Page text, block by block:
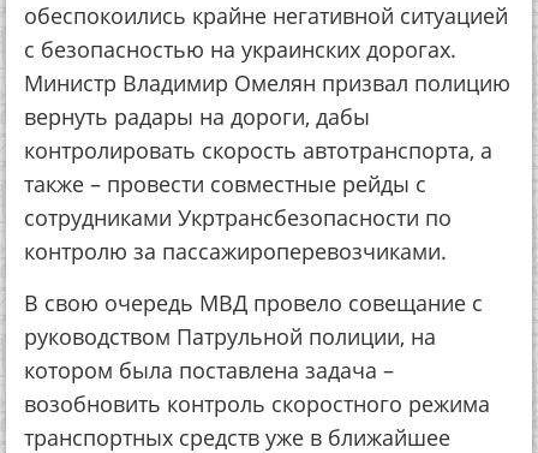
обеспокоились крайне негативной ситуацией
с безопасностью на украинских дорогах.
Министр Владимир Омелян призвал полицию
вернуть радары на дороги, дабы
контролировать скорость автотранспорта, а
также – провести совместные рейды с
сотрудниками Укртрансбезопасности по
контролю за пассажироперевозчиками.
В свою очередь МВД провело совещание с
руководством Патрульной полиции, на
котором была поставлена задача –
возобновить контроль скоростного режима
транспортных средств уже в ближайшее